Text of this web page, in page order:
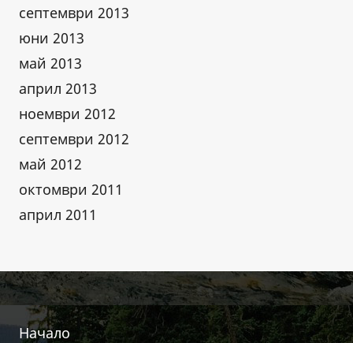
септември 2013
юни 2013
май 2013
април 2013
ноември 2012
септември 2012
май 2012
октомври 2011
април 2011
Начало